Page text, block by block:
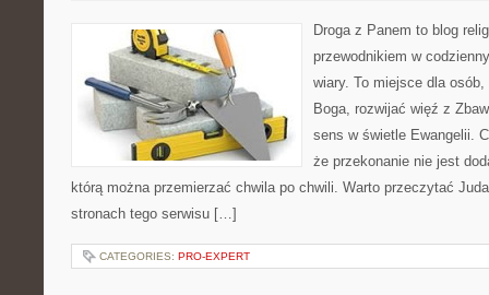
Droga z Panem to blog
przewodnikiem w
wiary. To miejsce dla
Boga, rozwijać więź z
sens w świetle Ewangelii.
że przekonanie nie jest
którą można przemierzać chwila po chwili. Warto przeczytać
stronach tego serwisu […]
CATEGORIES: PRO-EXPERT